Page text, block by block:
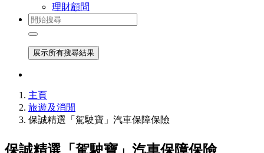
理財顧問
展示所有搜尋結果
主頁
旅遊及消閒
保誠精選「駕駛寶」汽車保障保險